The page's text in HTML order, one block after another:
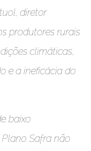
diretor
produtores rurais
climáticas,
e a ineficácia do
baixo
Safra não